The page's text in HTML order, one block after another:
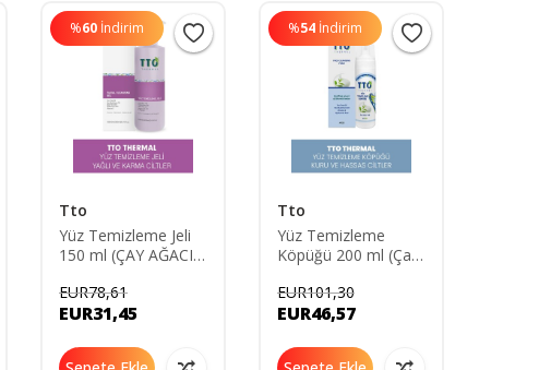
%60 İndirim
Tto
Yüz Temizleme Jeli
150 ml (ÇAY AĞACI
OIL)
EUR78,61
EUR31,45
%54 İndirim
Tto
Yüz Temizleme
Köpüğü 200 ml (Çay
oıl)
EUR101,30
EUR46,57